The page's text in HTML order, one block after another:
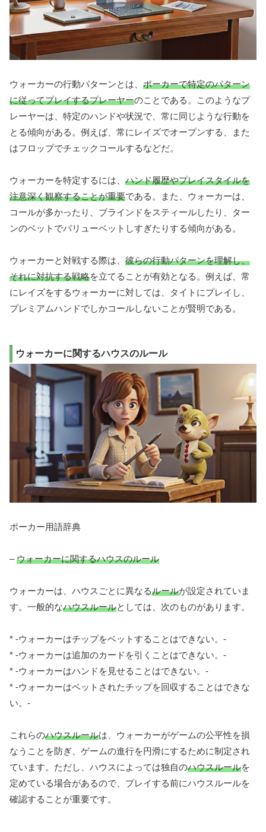
ウォーカーの行動パターンとは、 ポーカーで特定のパターン
に従ってプレイするプレーヤーのことである。このようなプ
レーヤーは、特定のハンドや状況で、常に同じような行動を
とる傾向がある。例えば、常にレイズでオープンする、また
はフロップでチェックコールするなどだ。
ウォーカーを特定するには、 ハンド履歴やプレイスタイルを
注意深く観察することが重要である。また、ウォーカーは、
コールが多かったり、ブラインドをスティールしたり、ター
ンのベットでバリューベットしすぎたりする傾向がある。
ウォーカーと対戦する際は、 彼らの行動パターンを理解し、
それに対抗する戦略を立てることが有効となる。例えば、常
にレイズをするウォーカーに対しては、タイトにプレイし、
プレミアムハンドでしかコールしないことが賢明である。
ウォーカーに関するハウスのルール
ポーカー用語辞典
–ウォーカーに関するハウスのルール
ウォーカーは、ハウスごとに異なるルールが設定されていま
す。一般的なハウスルールとしては、次のものがあります。
* -ウォーカーはチップをベットすることはできない。-
* -ウォーカーは追加のカードを引くことはできない。-
* -ウォーカーはハンドを見せることはできない。-
* -ウォーカーはベットされたチップを回収することはできな
い。-
これらのハウスルールは、ウォーカーがゲームの公平性を損
なうことを防ぎ、ゲームの進行を円滑にするために制定され
ています。ただし、ハウスによっては独自のハウスルールを
定めている場合があるので、プレイする前にハウスルールを
確認することが重要です。